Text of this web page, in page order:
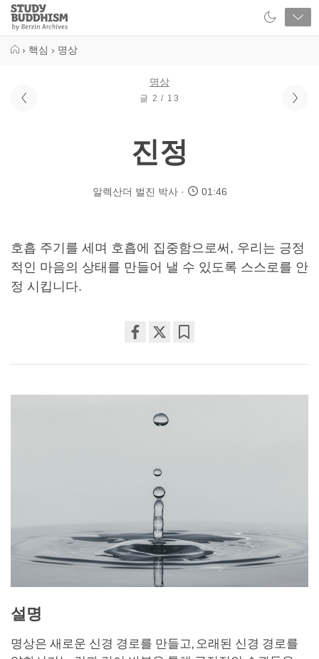
Close
Study
Buddhism
› 핵심 › 명상
명상
글 2 / 13
진정
알렉산더 벌진 박사 01:46
호흡 주기를 세며 호흡에 집중함으로써, 우리는 긍정
적인 마음의 상태를 만들어 낼 수 있도록 스스로를 안
정 시킵니다.
on
설명
명상은 새로운 신경 경로를 만들고, 오래된 신경 경로를